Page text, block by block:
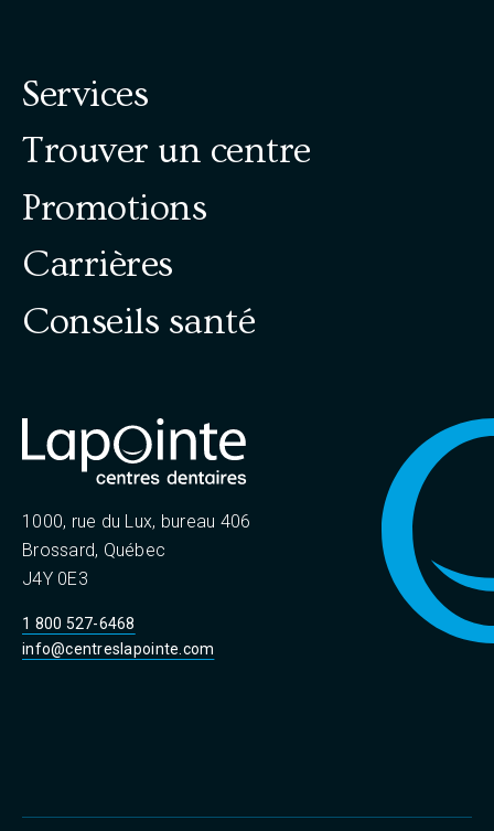
Services
Trouver un centre
Promotions
Carrières
Conseils santé
1000, rue du Lux, bureau 406
Brossard, Québec
J4Y 0E3
1 800 527-6468
info@centreslapointe.com